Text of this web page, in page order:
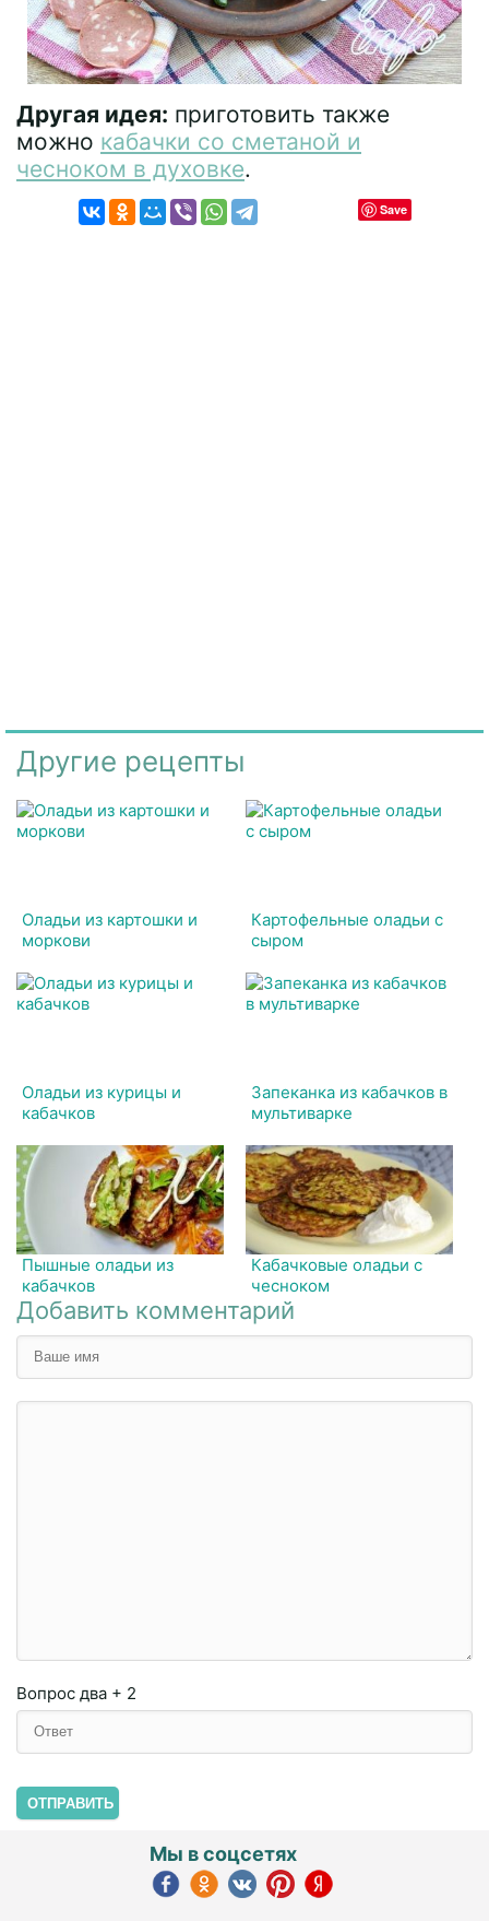
Другая идея: приготовить также
можно кабачки со сметаной и
чесноком в духовке.
Save
Другие рецепты
Оладьи из картошки и
моркови
Картофельные оладьи с
сыром
Оладьи из курицы и
кабачков
Запеканка из кабачков в
мультиварке
Пышные оладьи из
кабачков
Кабачковые оладьи с
чесноком
Добавить комментарий
Вопрос два + 2
ОТПРАВИТЬ
Мы в соцсетях